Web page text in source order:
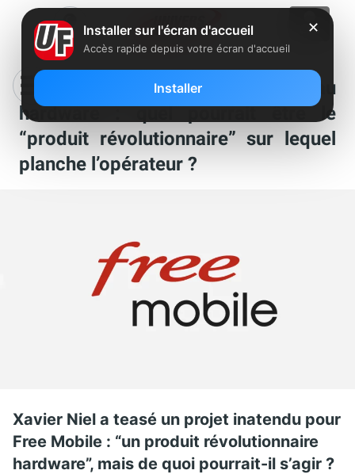
Free Mobile va se mettre au
hardware : quel pourrait être le
“produit révolutionnaire” sur lequel
planche l’opérateur ?
Xavier Niel a teasé un projet inatendu pour
Free Mobile : “un produit révolutionnaire
hardware”, mais de quoi pourrait-il s’agir ?
✕
Installer sur l'écran d'accueil
Accès rapide depuis votre écran d'accueil
Installer